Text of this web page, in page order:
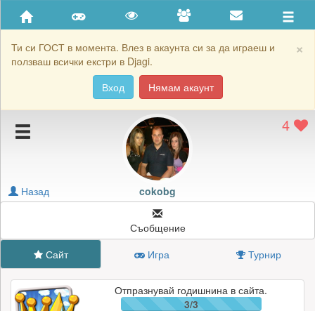
×
Ти си ГОСТ в момента. Влез в акаунта си за да играеш и
ползваш всички екстри в Djagi.
Вход
Нямам акаунт
Приятели
Хронология на игри
Подаръците на cokobg
Картичките на cokobg
Блокирай cokobg
4
cokobg
Назад
Съобщение
Сайт
Игра Турнир
Отпразнувай годишнина в сайта.
3/3